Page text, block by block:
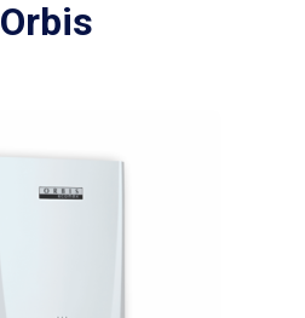
Orbis